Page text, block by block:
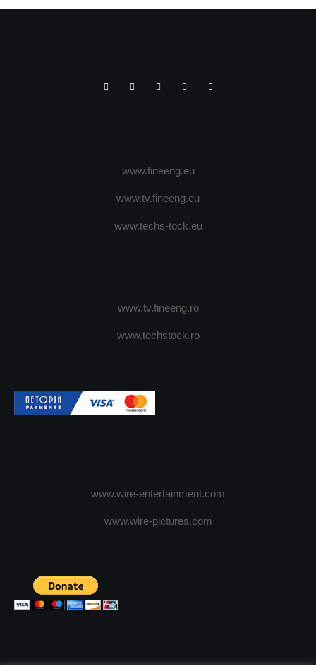
www.fineeng.eu
www.tv.fineeng.eu
www.techs-tock.eu
www.tv.fineeng.ro
www.techstock.ro
www.wire-entertainment.com
www.wire-pictures.com